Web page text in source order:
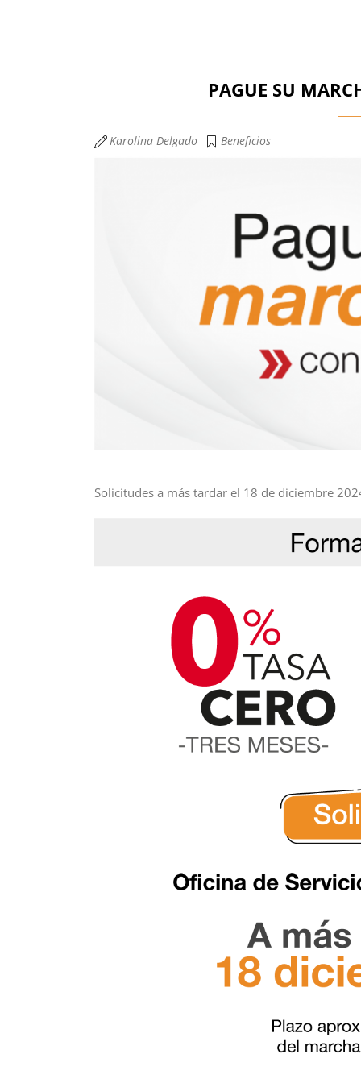
PAGUE SU
Karolina Delgado Beneficios
Solicitudes a más tardar el 18 de diciembre